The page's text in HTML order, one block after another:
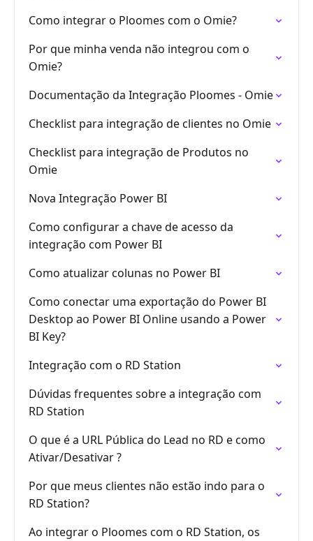
Como integrar o Ploomes com o Omie?
Por que minha venda não integrou com o
Omie?
Documentação da Integração Ploomes - Omie
Checklist para integração de clientes no Omie
Checklist para integração de Produtos no
Omie
Nova Integração Power BI
Como configurar a chave de acesso da
integração com Power BI
Como atualizar colunas no Power BI
Como conectar uma exportação do Power BI
Desktop ao Power BI Online usando a Power
BI Key?
Integração com o RD Station
Dúvidas frequentes sobre a integração com
RD Station
O que é a URL Pública do Lead no RD e como
Ativar/Desativar ?
Por que meus clientes não estão indo para o
RD Station?
Ao integrar o Ploomes com o RD Station, os